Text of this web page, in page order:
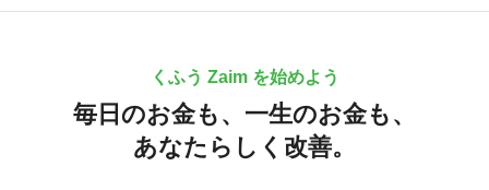
くふう Zaim を始めよう
毎日のお金も、 一生のお金も、
あなたらしく改善。